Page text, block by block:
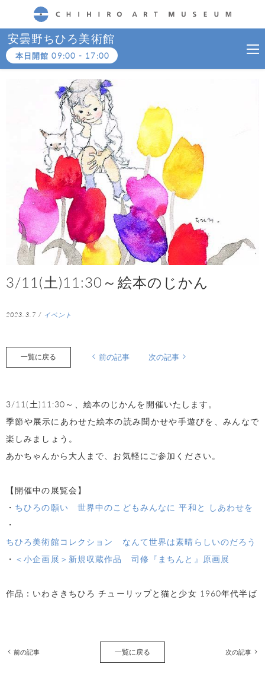
CHIHIRO ART MUSEUM
安曇野ちひろ美術館
本日開館09:00 - 17:00
3/11(土)11:30～絵本のじかん
2023.3.7 / イベント
一覧に戻る 前の記事 次の記事
3/11( 土)11:30 ～、絵本のじかんを開催いたします。
季節や展示にあわせた絵本の読み聞かせや手遊びを、みんなで
楽しみましょう。
あかちゃんから大人まで、お気軽にご参加ください。
【開催中の展覧会】
・ ちひろの願い 世界中のこどもみんなに 平和と しあわせを
・
ちひろ美術館コレクション なんて世界は素晴らしいのだろう
・ ＜小企画展＞新規収蔵作品 司修『まちんと』原画展
作品：いわさきちひろ チューリップと猫と少女 1960年代半ば
前の記事 一覧に戻る 次の記事